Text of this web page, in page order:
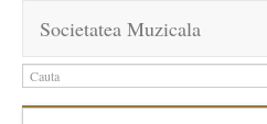
Societatea Muzicala